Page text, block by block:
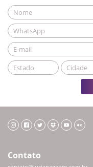
Contato